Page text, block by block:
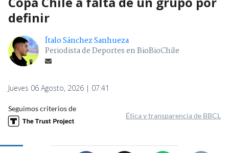
definir
Ítalo Sánchez Sanhueza
Periodista de Deportes en BioBioChile
Jueves 06 Agosto, 2026 | 07:41
Seguimos criterios de
Ética y transparencia de BBCL